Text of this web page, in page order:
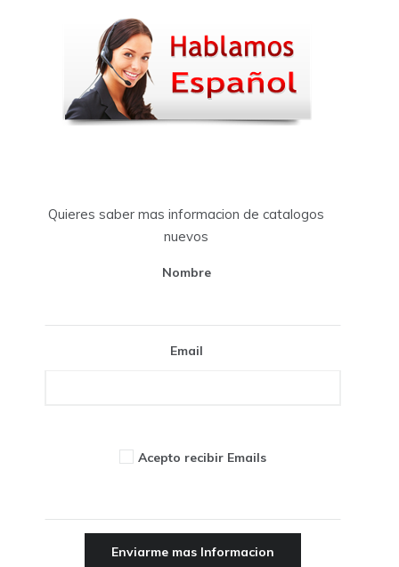
Quieres saber mas informacion de catalogos
nuevos
Nombre
Email
Acepto recibir Emails